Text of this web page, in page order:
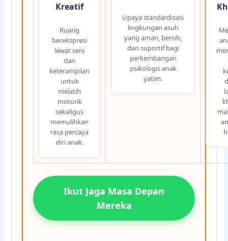
Kreatif
Ruang
berekspresi
lewat seni
dan
keterampilan
untuk
melatih
motorik
sekaligus
memulihkan
rasa percaya
diri anak.
Upaya standardisasi
lingkungan asuh
yang aman, bersih,
dan suportif bagi
perkembangan
psikologis anak
yatim.
Ikut Jaga Masa Depan
Mereka